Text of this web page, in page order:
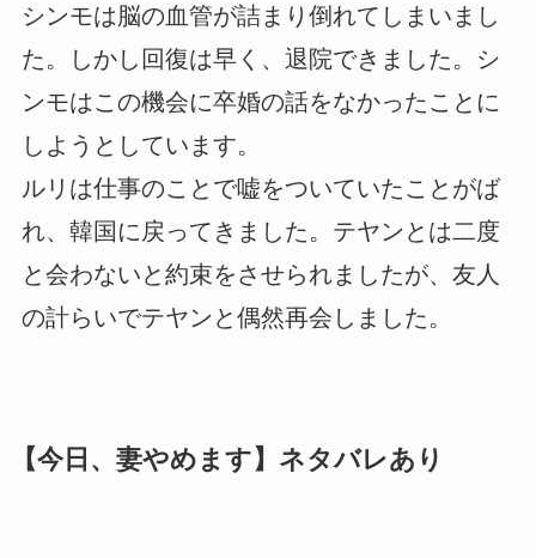
シンモは脳の血管が詰まり倒れてしまいまし
た。しかし回復は早く、退院できました。シ
ンモはこの機会に卒婚の話をなかったことに
しようとしています。
ルリは仕事のことで嘘をついていたことがば
れ、韓国に戻ってきました。テヤンとは二度
と会わないと約束をさせられましたが、友人
の計らいでテヤンと偶然再会しました。
【今日、妻やめます】ネタバレあり